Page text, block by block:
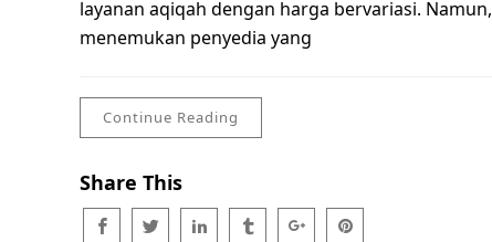
layanan aqiqah dengan harga bervariasi. Namun,
menemukan penyedia yang
Continue Reading
Share This